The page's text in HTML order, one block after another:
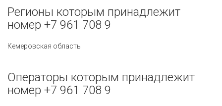
Регионы которым принадлежит
номер +7 961 708 9
Кемеровская область
Операторы которым принадлежит
номер +7 961 708 9